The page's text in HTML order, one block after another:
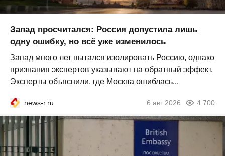
Запад просчитался: Россия допустила лишь
одну ошибку, но всё уже изменилось
Запад много лет пытался изолировать Россию, однако
признания экспертов указывают на обратный эффект.
Эксперты объяснили, где Москва ошиблась...
news-r.ru 6 авг 2026 4 700